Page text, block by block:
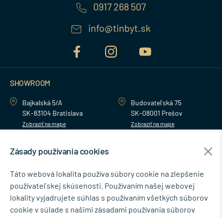
0917 268 507
info@tinbyt.sk
SHOWROOM
Bajkalská 5/A
SK-83104 Bratislava
Zobraziť na mape
Budovateľská 75
SK-08001 Prešov
Zobraziť na mape
NEWSLETTER
Zásady používania cookies
Táto webová lokalita používa súbory cookie na zlepšenie
používateľskej skúsenosti. Používaním našej webovej
lokality vyjadrujete súhlas s používaním všetkých súborov
cookie v súlade s našimi zásadami používania súborov